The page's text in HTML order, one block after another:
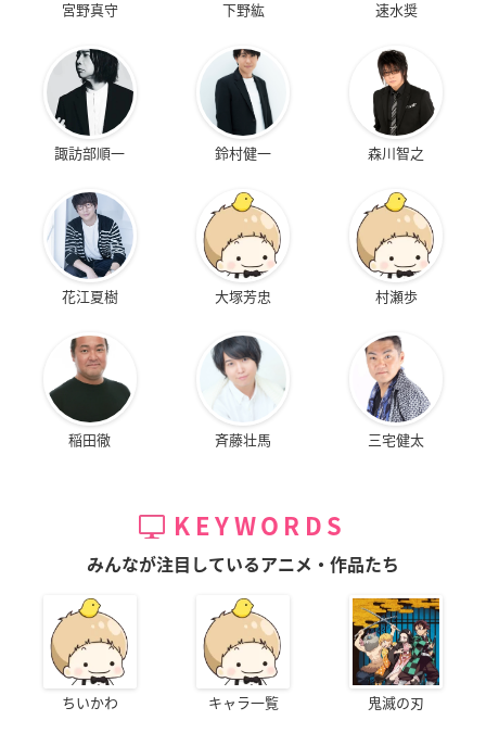
宮野真守 下野紘 速水奨
諏訪部順一 鈴村健一 森川智之
花江夏樹 大塚芳忠 村瀬歩
稲田徹 斉藤壮馬 三宅健太
KEYWORDS
みんなが注目しているアニメ・作品たち
ちいかわ キャラ一覧 鬼滅の刃